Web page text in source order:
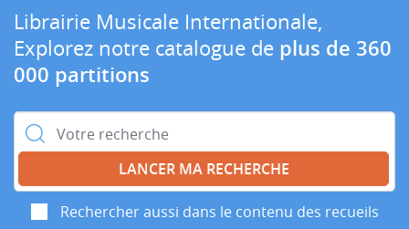
Librairie Musicale Internationale,
Explorez notre catalogue de plus de 360
000 partitions
Rechercher :
Rechercher aussi dans le contenu des recueils